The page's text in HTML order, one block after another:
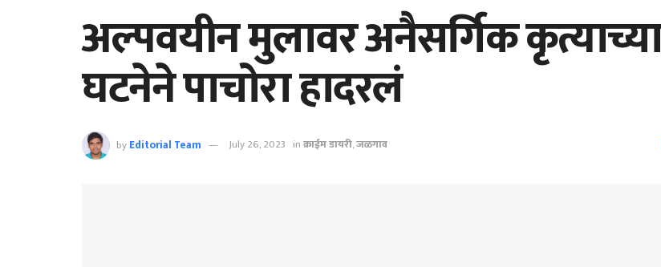
अल्पवयीन मुलावर अनैसर्गिक कृत्याच्या
घटनेने पाचोरा हादरलं
byEditorial Team July 26, 2023 inक्राईम डायरी,जळगाव